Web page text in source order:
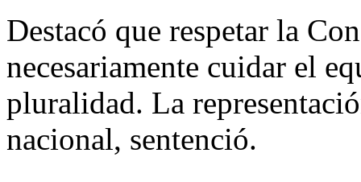
Destacó que respetar la
necesariamente cuidar el
pluralidad. La
nacional, sentenció.